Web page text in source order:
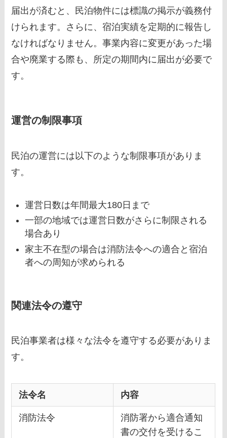
届出が済むと、民泊物件には標識の掲示が義務付
けられます。さらに、宿泊実績を定期的に報告し
なければなりません。事業内容に変更があった場
合や廃業する際も、所定の期間内に届出が必要で
す。
運営の制限事項
民泊の運営には以下のような制限事項がありま
す。
運営日数は年間最大180日まで
一部の地域では運営日数がさらに制限される
場合あり
家主不在型の場合は消防法令への適合と宿泊
者への周知が求められる
関連法令の遵守
民泊事業者は様々な法令を遵守する必要がありま
す。
法令名 内容
消防法令
消防署から適合通知
書の交付を受けるこ